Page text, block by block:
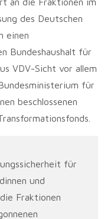
des Deutschen
einen
Bundeshaushalt für
VDV-Sicht vor allem
für
beschlossenen
für
und
Fraktionen